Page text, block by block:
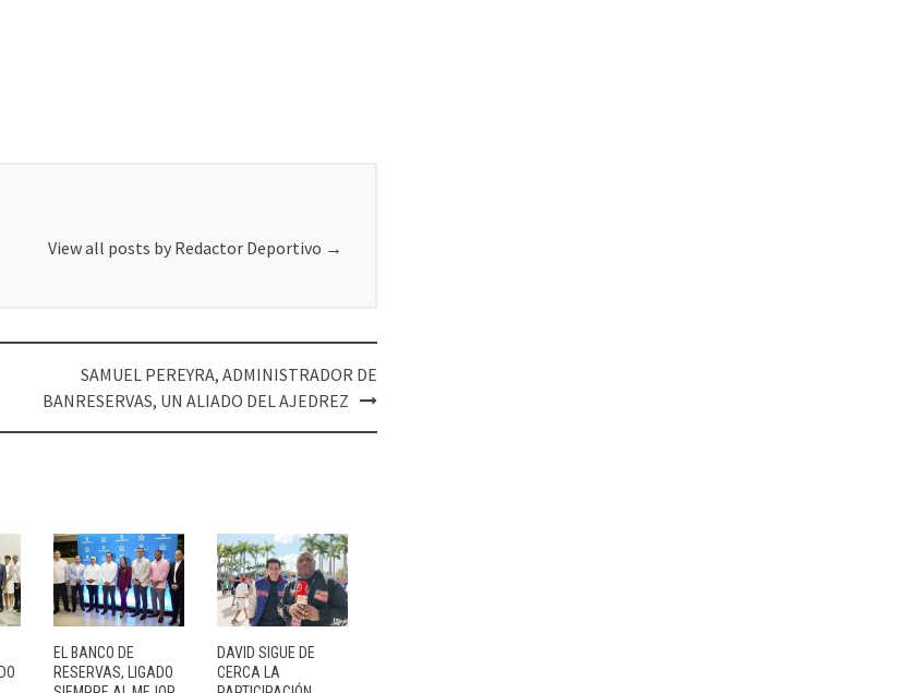
View all posts by Redactor Deportivo →
SAMUEL PEREYRA, ADMINISTRADOR DE
BANRESERVAS, UN ALIADO DEL AJEDREZ
EL BANCO DE
RESERVAS, LIGADO
DAVID SIGUE DE
CERCA LA